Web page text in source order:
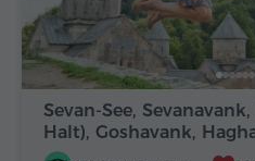
Sevan-See,
Halt), Goshavank,